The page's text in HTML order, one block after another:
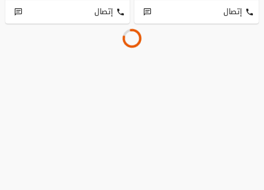
إتصال إتصال